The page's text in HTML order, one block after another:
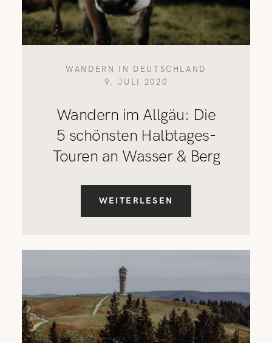
WANDERN IN DEUTSCHLAND
9. JULI 2020
Wandern im Allgäu: Die
5 schönsten Halbtages-
Touren an Wasser & Berg
WEITERLESEN